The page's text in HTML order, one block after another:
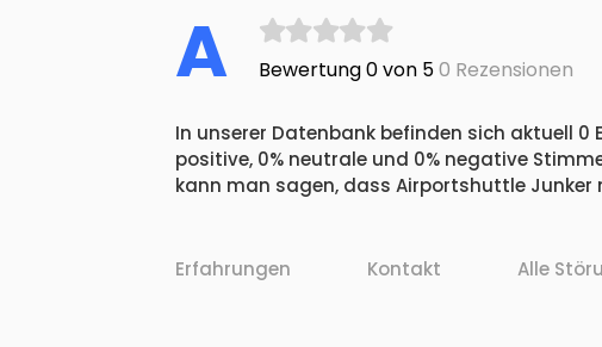
A Bewertung 0 von 50 Rezensionen
In unserer Datenbank befinden sich aktuell 0
positive, 0% neutrale und 0% negative
kann man sagen, dass Airportshuttle Junker
Erfahrungen Kontakt Alle